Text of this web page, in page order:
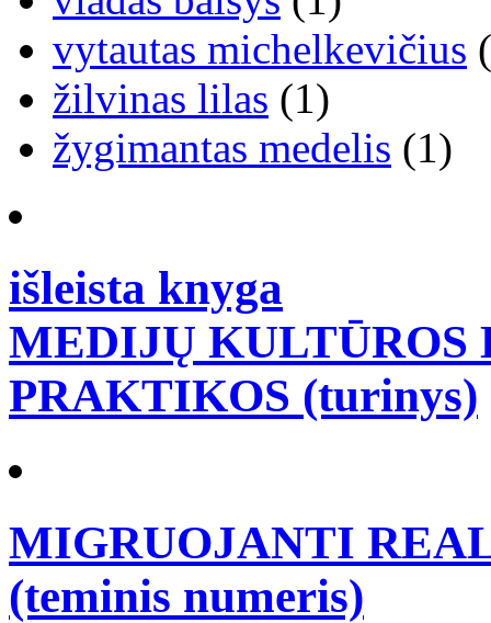
vytautas michelkevičius
žilvinas lilas (1)
žygimantas medelis (1)
išleista knyga
MEDIJŲ KULTŪROS
PRAKTIKOS (turinys)
MIGRUOJANTI
(teminis numeris)